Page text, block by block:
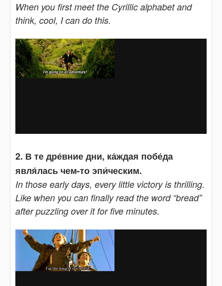
When you first meet the Cyrillic alphabet and
think, cool, I can do this.
2. В те дре́вние дни, ка́ждая побе́да
явля́лась чем-то эпи́ческим.
In those early days, every little victory is thrilling.
Like when you can finally read the word “bread”
after puzzling over it for five minutes.